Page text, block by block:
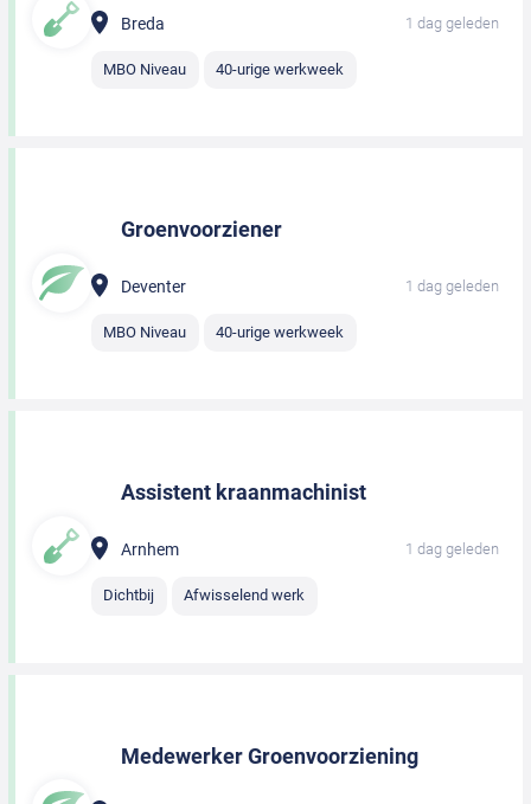
Breda 1 dag geleden
MBO Niveau 40-urige werkweek
Groenvoorziener
Deventer 1 dag geleden
MBO Niveau 40-urige werkweek
Assistent kraanmachinist
Arnhem 1 dag geleden
Dichtbij Afwisselend werk
Medewerker Groenvoorziening